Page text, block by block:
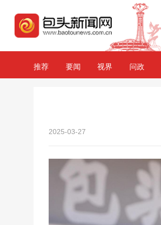
推荐 要闻 视界 问政
2025-03-27